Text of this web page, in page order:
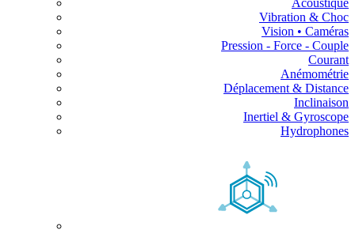
Acoustique
Vibration & Choc
Vision • Caméras
Pression - Force - Couple
Courant
Anémométrie
Déplacement & Distance
Inclinaison
Inertiel & Gyroscope
Hydrophones